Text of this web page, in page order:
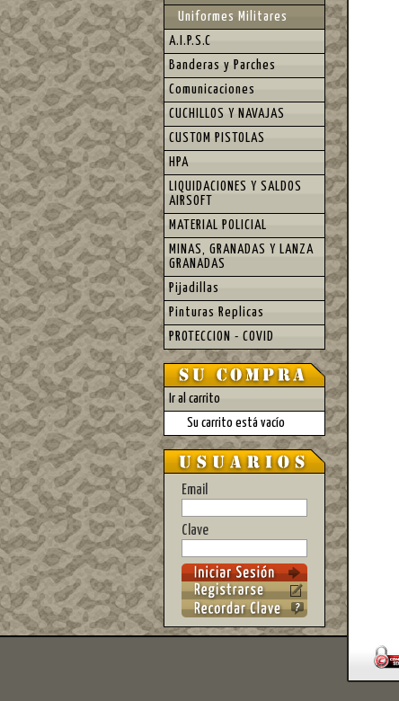
Uniformes Militares
A.I.P.S.C
Banderas y Parches
Comunicaciones
CUCHILLOS Y NAVAJAS
CUSTOM PISTOLAS
HPA
LIQUIDACIONES Y SALDOS
AIRSOFT
MATERIAL POLICIAL
MINAS, GRANADAS Y LANZA
GRANADAS
Pijadillas
Pinturas Replicas
PROTECCION - COVID
Ir al carrito
Su carrito está vacío
Email
Clave